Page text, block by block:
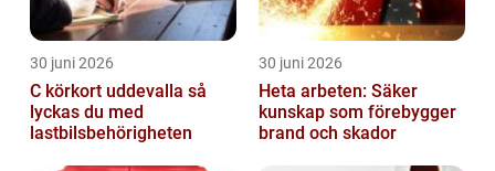
30 juni 2026
C körkort uddevalla så
lyckas du med
lastbilsbehörigheten
30 juni 2026
Heta arbeten: Säker
kunskap som förebygger
brand och skador